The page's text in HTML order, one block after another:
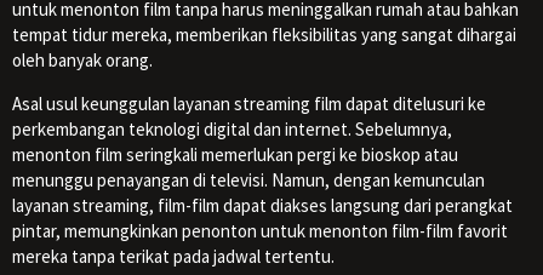
untuk menonton film tanpa harus meninggalkan rumah atau bahkan
tempat tidur mereka, memberikan fleksibilitas yang sangat dihargai
oleh banyak orang.
Asal usul keunggulan layanan streaming film dapat ditelusuri ke
perkembangan teknologi digital dan internet. Sebelumnya,
menonton film seringkali memerlukan pergi ke bioskop atau
menunggu penayangan di televisi. Namun, dengan kemunculan
layanan streaming, film-film dapat diakses langsung dari perangkat
pintar, memungkinkan penonton untuk menonton film-film favorit
mereka tanpa terikat pada jadwal tertentu.